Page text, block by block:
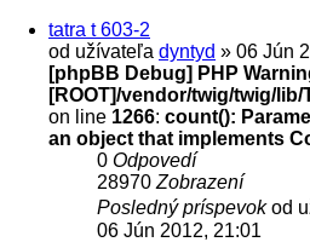
tatra t 603-2
od užívateľa dyntyd » 06 Jún
[phpBB Debug] PHP
[ROOT]/vendor/twig/twig/
on line 1266: count():
an object that implements
0 Odpovedí
28970 Zobrazení
Posledný príspevokod
06 Jún 2012, 21:01